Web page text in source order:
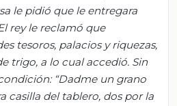
le pidió que le entregara
rey le reclamó que
tesoros, palacios y riquezas,
trigo, a lo cual accedió. Sin
“Dadme un grano
casilla del tablero, dos por la